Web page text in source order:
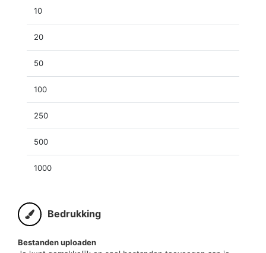
10
20
50
100
250
500
1000
Bedrukking
Bestanden uploaden